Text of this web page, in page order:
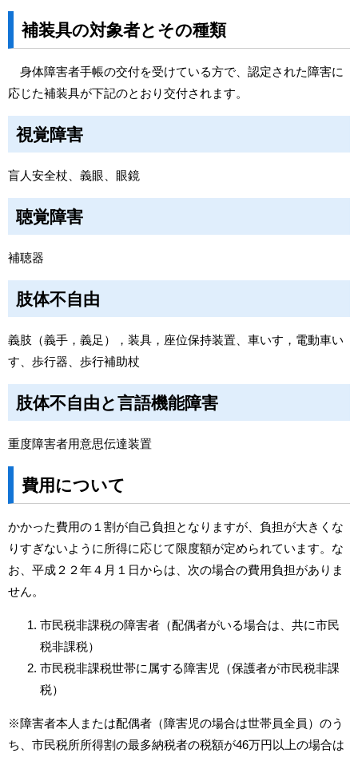
補装具の対象者とその種類
身体障害者手帳の交付を受けている方で、認定された障害に
応じた補装具が下記のとおり交付されます。
視覚障害
盲人安全杖、義眼、眼鏡
聴覚障害
補聴器
肢体不自由
義肢（義手，義足），装具，座位保持装置、車いす，電動車い
す、歩行器、歩行補助杖
肢体不自由と言語機能障害
重度障害者用意思伝達装置
費用について
かかった費用の１割が自己負担となりますが、負担が大きくな
りすぎないように所得に応じて限度額が定められています。な
お、平成２２年４月１日からは、次の場合の費用負担がありま
せん。
市民税非課税の障害者（配偶者がいる場合は、共に市民
税非課税）
市民税非課税世帯に属する障害児（保護者が市民税非課
税）
※障害者本人または配偶者（障害児の場合は世帯員全員）のう
ち、市民税所所得割の最多納税者の税額が46万円以上の場合は